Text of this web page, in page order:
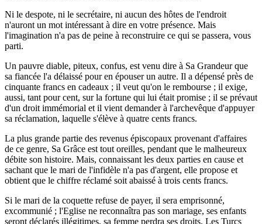
Ni le despote, ni le secrétaire, ni aucun des hôtes de l'endroit
n'auront un mot intéressant à dire en votre présence. Mais
l'imagination n'a pas de peine à reconstruire ce qui se passera, vous
parti.
Un pauvre diable, piteux, confus, est venu dire à Sa Grandeur que
sa fiancée l'a délaissé pour en épouser un autre. Il a dépensé près de
cinquante francs en cadeaux ; il veut qu'on le rembourse ; il exige,
aussi, tant pour cent, sur la fortune qui lui était promise ; il se prévaut
d'un droit immémorial et il vient demander à l'archevêque d'appuyer
sa réclamation, laquelle s'élève à quatre cents francs.
La plus grande partie des revenus épiscopaux provenant d'affaires
de ce genre, Sa Grâce est tout oreilles, pendant que le malheureux
débite son histoire. Mais, connaissant les deux parties en cause et
sachant que le mari de l'infidèle n'a pas d'argent, elle propose et
obtient que le chiffre réclamé soit abaissé à trois cents francs.
Si le mari de la coquette refuse de payer, il sera emprisonné,
excommunié ; l'Eglise ne reconnaîtra pas son mariage, ses enfants
seront déclarés illégitimes, sa femme perdra ses droits. Les Turcs